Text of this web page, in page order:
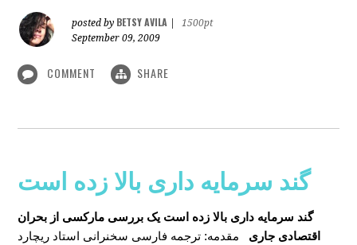
posted by BETSY AVILA
1500pt
September 09, 2009
COMMENT SHARE
گند سرمایه داری بالا زده است
گند سرمایه داری بالا زده است یک بررسی مارکسی از بحران
اقتصادی جاری
مقدمه: ترجمه فارسی سخنرانی استاد ریچارد